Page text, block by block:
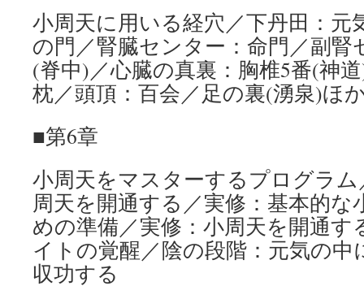
小周天に用いる経穴／下丹田：元
の門／腎臓センター：命門／副腎
(脊中)／心臓の真裏：胸椎5番(神
枕／頭頂：百会／足の裏(湧泉)ほ
■第6章
小周天をマスターするプログラ
周天を開通する／実修：基本的な
めの準備／実修：小周天を開通
イトの覚醒／陰の段階：元気の
収功する